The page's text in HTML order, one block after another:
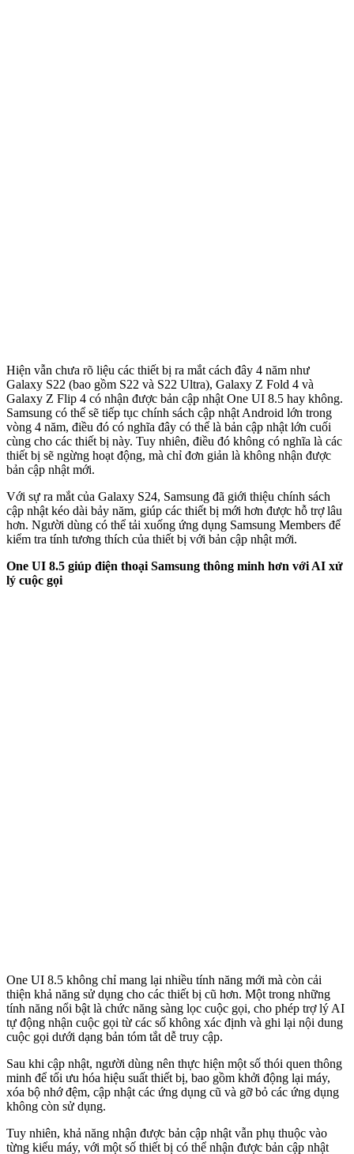
Hiện vẫn chưa rõ liệu các thiết bị ra mắt cách đây 4 năm như
Galaxy S22 (bao gồm S22 và S22 Ultra), Galaxy Z Fold 4 và
Galaxy Z Flip 4 có nhận được bản cập nhật One UI 8.5 hay không.
Samsung có thể sẽ tiếp tục chính sách cập nhật Android lớn trong
vòng 4 năm, điều đó có nghĩa đây có thể là bản cập nhật lớn cuối
cùng cho các thiết bị này. Tuy nhiên, điều đó không có nghĩa là các
thiết bị sẽ ngừng hoạt động, mà chỉ đơn giản là không nhận được
bản cập nhật mới.
Với sự ra mắt của Galaxy S24, Samsung đã giới thiệu chính sách
cập nhật kéo dài bảy năm, giúp các thiết bị mới hơn được hỗ trợ lâu
hơn. Người dùng có thể tải xuống ứng dụng Samsung Members để
kiểm tra tính tương thích của thiết bị với bản cập nhật mới.
One UI 8.5 giúp điện thoại Samsung thông minh hơn với AI xử
lý cuộc gọi
One UI 8.5 không chỉ mang lại nhiều tính năng mới mà còn cải
thiện khả năng sử dụng cho các thiết bị cũ hơn. Một trong những
tính năng nổi bật là chức năng sàng lọc cuộc gọi, cho phép trợ lý AI
tự động nhận cuộc gọi từ các số không xác định và ghi lại nội dung
cuộc gọi dưới dạng bản tóm tắt dễ truy cập.
Sau khi cập nhật, người dùng nên thực hiện một số thói quen thông
minh để tối ưu hóa hiệu suất thiết bị, bao gồm khởi động lại máy,
xóa bộ nhớ đệm, cập nhật các ứng dụng cũ và gỡ bỏ các ứng dụng
không còn sử dụng.
Tuy nhiên, khả năng nhận được bản cập nhật vẫn phụ thuộc vào
từng kiểu máy, với một số thiết bị có thể nhận được bản cập nhật